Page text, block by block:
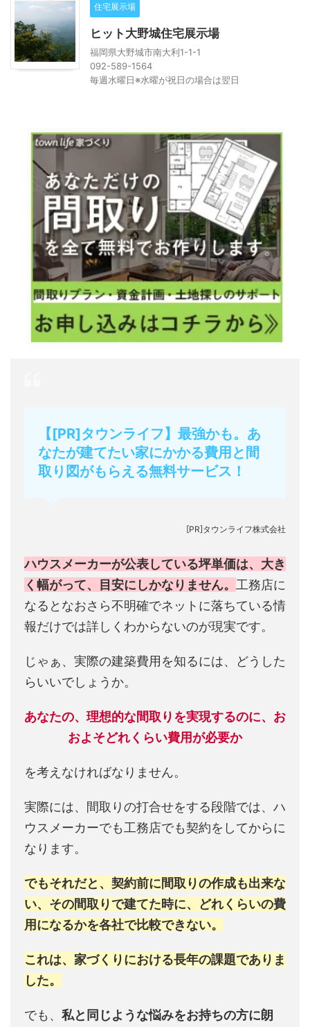
住宅展示場
ヒット大野城住宅展示場
福岡県大野城市南大利1-1-1
092-589-1564
毎週水曜日※水曜が祝日の場合は翌日
【[PR]タウンライフ】最強かも。あ
なたが建てたい家にかかる費用と間
取り図がもらえる無料サービス！
[PR]タウンライフ株式会社
ハウスメーカーが公表している坪単価は、大き
く幅がって、目安にしかなりません。 工務店に
なるとなおさら不明確でネットに落ちている情
報だけでは詳しくわからないのが現実です。
じゃぁ、実際の建築費用を知るには、どうした
らいいでしょうか。
あなたの、理想的な間取りを実現するのに、お
およそどれくらい費用が必要か
を考えなければなりません。
実際には、間取りの打合せをする段階では、ハ
ウスメーカーでも工務店でも契約をしてからに
なります。
でもそれだと、契約前に間取りの作成も出来な
い、その間取りで建てた時に、どれくらいの費
用になるかを各社で比較できない。
これは、家づくりにおける長年の課題でありま
した。
でも、 私と同じような悩みをお持ちの方に朗